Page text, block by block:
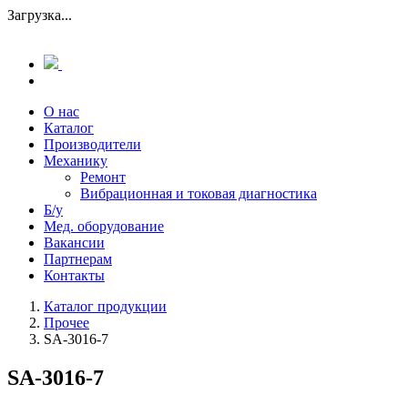
Загрузка...
О нас
Каталог
Производители
Механику
Ремонт
Вибрационная и токовая диагностика
Б/у
Мед. оборудование
Вакансии
Партнерам
Контакты
Каталог продукции
Прочее
SA-3016-7
SA-3016-7